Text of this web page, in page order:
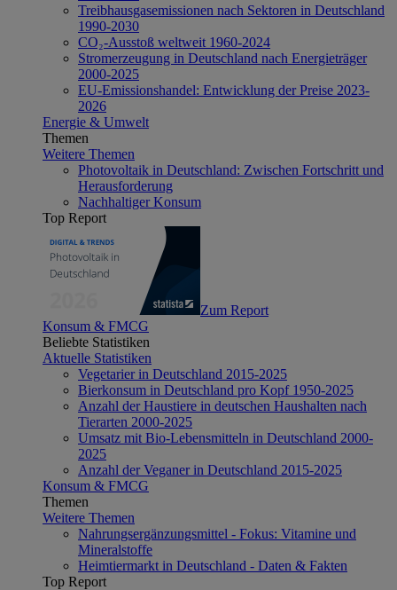
Treibhausgasemissionen nach Sektoren in Deutschland
1990-2030
CO₂-Ausstoß weltweit 1960-2024
Stromerzeugung in Deutschland nach Energieträger
2000-2025
EU-Emissionshandel: Entwicklung der Preise 2023-
2026
Energie & Umwelt
Themen
Weitere Themen
Photovoltaik in Deutschland: Zwischen Fortschritt und
Herausforderung
Nachhaltiger Konsum
Top Report
Zum Report
Konsum & FMCG
Beliebte Statistiken
Aktuelle Statistiken
Vegetarier in Deutschland 2015-2025
Bierkonsum in Deutschland pro Kopf 1950-2025
Anzahl der Haustiere in deutschen Haushalten nach
Tierarten 2000-2025
Umsatz mit Bio-Lebensmitteln in Deutschland 2000-
2025
Anzahl der Veganer in Deutschland 2015-2025
Konsum & FMCG
Themen
Weitere Themen
Nahrungsergänzungsmittel - Fokus: Vitamine und
Mineralstoffe
Heimtiermarkt in Deutschland - Daten & Fakten
Top Report